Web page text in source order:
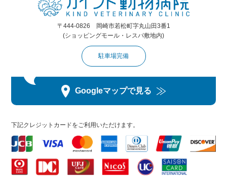
〒444-0826 岡崎市若松町字丸山田3番1
(ショッピングモール・レスパ敷地内)
駐車場完備
Googleマップで見る
下記クレジットカードをご利用いただけます。